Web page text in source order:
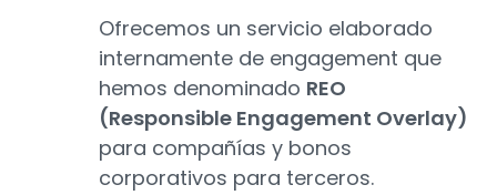
Ofrecemos un servicio elaborado
internamente de engagement que
hemos denominado REO
(Responsible Engagement Overlay)
para compañías y bonos
corporativos para terceros.